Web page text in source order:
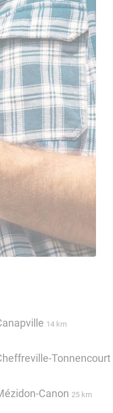
14 km
Tonnencourt
Canon 25 km